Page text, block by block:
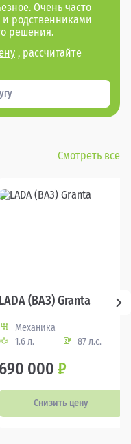
Очень часто
и родственниками
решения.
, рассчитайте
Смотреть все
LADA (ВАЗ) Granta
Механика
1.6 л.
87 л.с.
690 000 ₽
Снизить цену